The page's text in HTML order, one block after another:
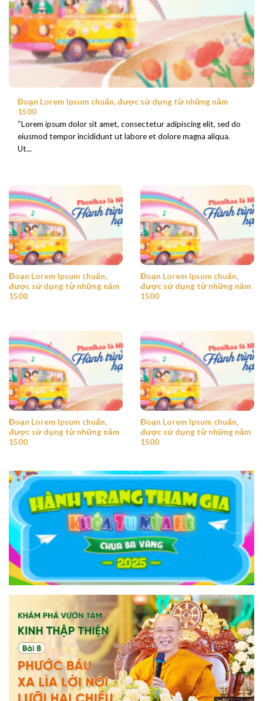
Đoạn Lorem Ipsum chuẩn, được sử dụng từ những năm
1500
“Lorem ipsum dolor sit amet, consectetur adipiscing elit, sed do
eiusmod tempor incididunt ut labore et dolore magna aliqua.
Ut...
Đoạn Lorem Ipsum chuẩn,
được sử dụng từ những năm
1500
Đoạn Lorem Ipsum chuẩn,
được sử dụng từ những năm
1500
Đoạn Lorem Ipsum chuẩn,
được sử dụng từ những năm
1500
Đoạn Lorem Ipsum chuẩn,
được sử dụng từ những năm
1500